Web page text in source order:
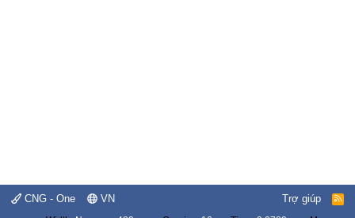
CNG - One VN Trợ giúp
R